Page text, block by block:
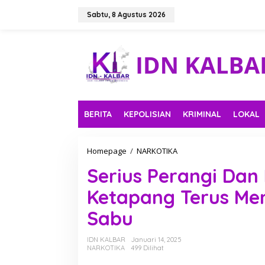
Sabtu, 8 Agustus 2026
BERITA KEPOLISIAN KRIMINAL LOKAL
Homepage / NARKOTIKA
r
i
u
r
Serius Perangi
Ketapang Terus
Sabu
IDN KALBAR
Januari 14, 2025
NARKOTIKA
499 Dilihat